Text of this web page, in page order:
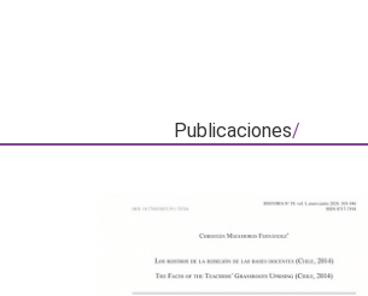
Publicaciones/